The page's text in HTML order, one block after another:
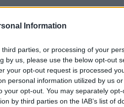
Information
parties, or processing of your
by us, please use the below opt-out
your opt-out request is processed
personal information utilized by us
your opt-out. You may separately
by third parties on the IAB’s list of
V bližini
osebnega vozila, sive
razdalje podrsal/a
naknadno poiskal pomoč